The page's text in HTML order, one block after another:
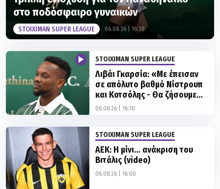
STOIXIMAN SUPER LEAGUE 06.08.26 | 16:38
STOIXIMAN SUPER LEAGUE
σε απόλυτο βαθμό Νίστρουπ
και Κοτσόλης - Θα ζήσουμε
σπουδαίες στιγμές»
06.08.26 | 16:10
STOIXIMAN SUPER LEAGUE
Βιτάλις (video)
06.08.26 | 16:00